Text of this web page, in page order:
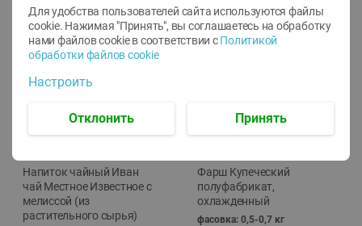
Напиток чайный Иван
чай Местное Известное с
мелиссой (из
растительного сырья)
🕘12:00-20:00
Фарш Купеческий
полуфабрикат,
охлажденный
фасовка: 0,5-0,7 кг
Для удобства пользователей сайта используются файлы
cookie. Нажимая "Принять", вы соглашаетесь на обработку
нами файлов cookie в соответствии с Политикой
обработки файлов cookie
Настроить
Отклонить Принять